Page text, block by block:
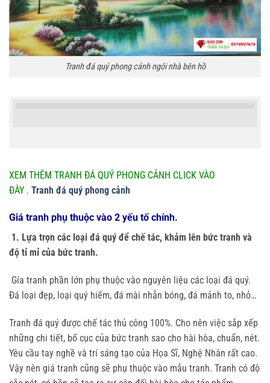
Tranh đá quý phong cảnh ngôi nhà bên hồ
XEM THÊM TRANH ĐÁ QUÝ PHONG CẢNH CLICK VÀO
ĐÂY . Tranh đá quý phong cảnh
Giá tranh phụ thuộc vào 2 yếu tố chính.
1. Lựa trọn các loại đá quý để chế tác, khảm lên bức tranh và
độ tỉ mỉ của bức tranh.
Gía tranh phần lớn phụ thuộc vào nguyên liệu các loại đá quý.
Đá loại đẹp, loại quý hiếm, đá mài nhẵn bóng, đá mảnh to, nhỏ…
Tranh đá quý được chế tác thủ công 100%. Cho nên việc sắp xếp
những chi tiết, bố cục của bức tranh sao cho hài hòa, chuẩn, nét.
Yêu cầu tay nghề và trí sáng tạo của Họa Sĩ, Nghệ Nhân rất cao.
Vậy nên giá tranh cũng sẽ phụ thuộc vào mẫu tranh. Tranh có độ